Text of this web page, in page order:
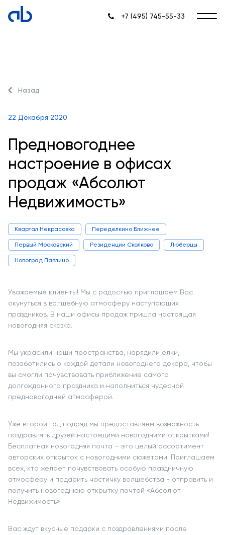
+7 (495) 745-55-33
Назад
22 Декабря 2020
Предновогоднее
настроение в офисах
продаж «Абсолют
Недвижимость»
Квартал Некрасовка Переделкино Ближнее
Первый Московский Резиденции Сколково Люберцы
Новоград Павлино
Уважаемые клиенты! Мы с радостью приглашаем Вас
окунуться в волшебную атмосферу наступающих
праздников. В наши офисы продаж пришла настоящая
новогодняя сказка.
Мы украсили наши пространства, нарядили елки,
позаботились о каждой детали новогоднего декора, чтобы
вы смогли почувствовать приближение самого
долгожданного праздника и наполниться чудесной
предновогодней атмосферой.
Уже второй год подряд мы предоставляем возможность
поздравлять друзей настоящими новогодними открытками!
Бесплатная новогодняя почта – это целый ассортимент
авторских открыток с новогодними сюжетами. Приглашаем
всех, кто желает почувствовать особую праздничную
атмосферу и подарить частичку волшебства - отправить и
получить новогоднюю открытку почтой «Абсолют
Недвижимость».
Вас ждут вкусные подарки с поздравлениями после